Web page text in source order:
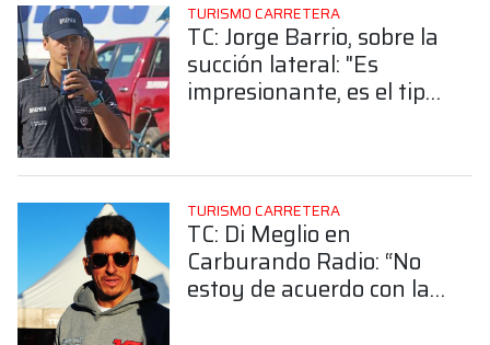
TURISMO CARRETERA
TC: Jorge Barrio, sobre la
succión lateral: "Es
impresionante, es el tipo
TURISMO CARRETERA
TC: Di Meglio en
Carburando Radio: “No
estoy de acuerdo con las